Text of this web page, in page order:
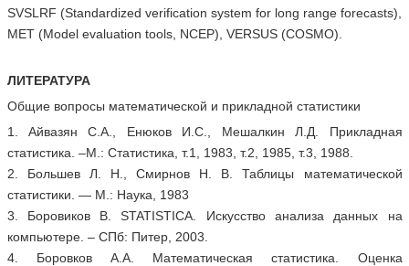
SVSLRF (Standardized verification system for long range forecasts),
MET (Model evaluation tools, NCEP), VERSUS (COSMO).
ЛИТЕРАТУРА
Общие вопросы математической и прикладной статистики
1. Айвазян С.А., Енюков И.С., Мешалкин Л.Д. Прикладная
статистика. –М.: Статистика, т.1, 1983, т.2, 1985, т.3, 1988.
2. Большев Л. Н., Смирнов Н. В. Таблицы математической
статистики. — М.: Наука, 1983
3. Боровиков В. STATISTICA. Искусство анализа данных на
компьютере. – СПб: Питер, 2003.
4. Боровков А.А. Математическая статистика. Оценка